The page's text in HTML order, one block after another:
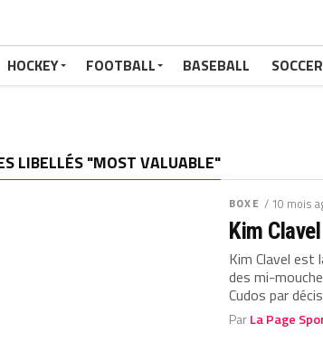
HOCKEY FOOTBALL BASEBALL SOCCER
LIBELLÉS "MOST VALUABLE"
BOXE / 10 mois
Kim
Kim Clavel est
des mi-
Cudos par
ParLa Page